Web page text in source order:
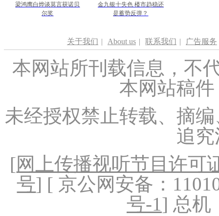
梁鸿鹰白烨谈莫言获诺贝
尔奖
金九银十失色 楼市趋稳还
是蓄势反弹？
关于我们 | About us | 联系我们 | 广告服务
本网站所刊载信息，不
本网站稿
未经授权禁止转载、摘
追
[网上传播视听节目许可
号] [ 京公网安备：
号-1] 总机